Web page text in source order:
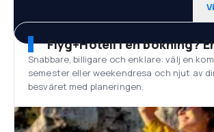
Flyg+Hotell i en bokning?
Snabbare, billigare och enklare: välj en
semester eller weekendresa och njut av
besväret med planeringen.